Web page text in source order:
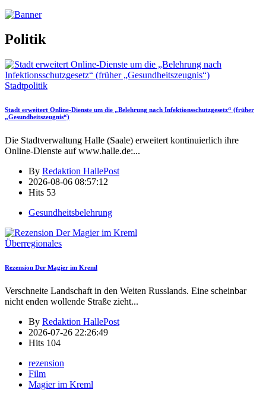
Politik
Stadtpolitik
Stadt erweitert Online-Dienste um die „Belehrung nach Infektionsschutzgesetz“ (früher
„Gesundheitszeugnis“)
Die Stadtverwaltung Halle (Saale) erweitert kontinuierlich ihre
Online-Dienste auf www.halle.de:...
By Redaktion HallePost
2026-08-06 08:57:12
Hits 53
Gesundheitsbelehrung
Überregionales
Rezension Der Magier im Kreml
Verschneite Landschaft in den Weiten Russlands. Eine scheinbar
nicht enden wollende Straße zieht...
By Redaktion HallePost
2026-07-26 22:26:49
Hits 104
rezension
Film
Magier im Kreml